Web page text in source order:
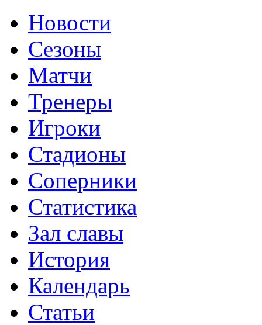
Новости
Сезоны
Матчи
Тренеры
Игроки
Стадионы
Соперники
Статистика
Зал славы
История
Календарь
Статьи